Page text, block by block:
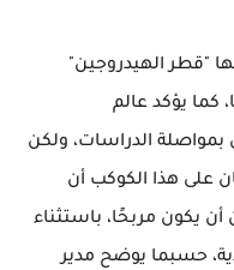
"قطر الهيدروجين"
كما يؤكد عالم
بمواصلة الدراسات، ولكن
على هذا الكوكب أن
يكون مربحًا، باستثناء
حسبما يوضح مدير